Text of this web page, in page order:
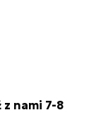
z nami 7-8